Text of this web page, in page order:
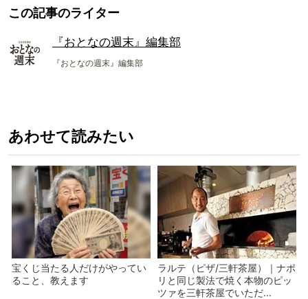
この記事のライター
『おとなの週末』編集部
『おとなの週末』編集部
あわせて読みたい
宝くじ当たる人だけがやってい
ること、教えます
ラルテ（ピザ/三軒茶屋）｜ナポ
リと同じ製法で焼く本物のピッ
ツァを三軒茶屋でいただ...